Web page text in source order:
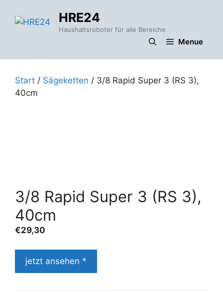
Inhalt
HRE24
Haushaltsroboter für alle Bereiche
Menue
Start / Sägeketten / 3/8 Rapid Super 3 (RS 3),
40cm
3/8 Rapid Super 3 (RS 3),
40cm
€29,30
jetzt ansehen *